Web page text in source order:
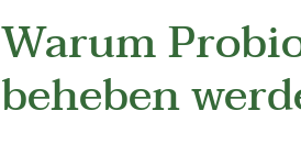
Warum
beheben